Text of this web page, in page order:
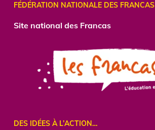
FÉDÉRATION NATIONALE DES FRANCAS
Site national des Francas
DES IDÉES À L’ACTION…